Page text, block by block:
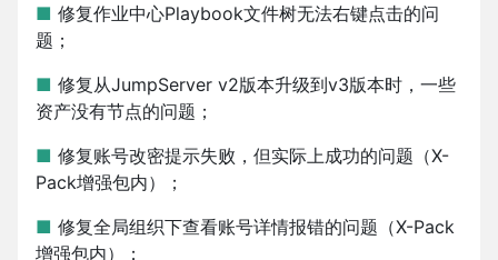
■ 修复作业中心Playbook文件树无法右键点击的问
题；
■ 修复从JumpServer v2版本升级到v3版本时，一些
资产没有节点的问题；
■ 修复账号改密提示失败，但实际上成功的问题（X-
Pack增强包内）；
■ 修复全局组织下查看账号详情报错的问题（X-Pack
增强包内）；